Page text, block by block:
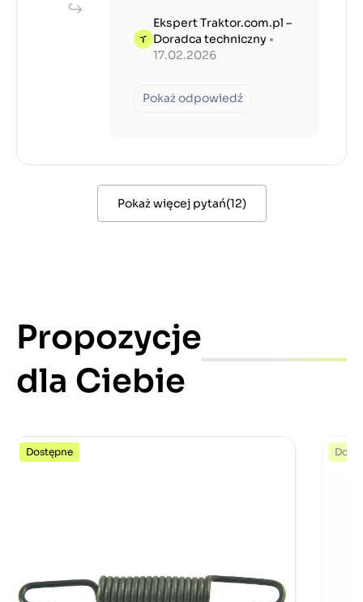
Ekspert Traktor.com.pl –
Doradca techniczny •
17.02.2026
Pokaż odpowiedź
Pokaż więcej pytań(12)
Propozycje
dla Ciebie
Dostępne